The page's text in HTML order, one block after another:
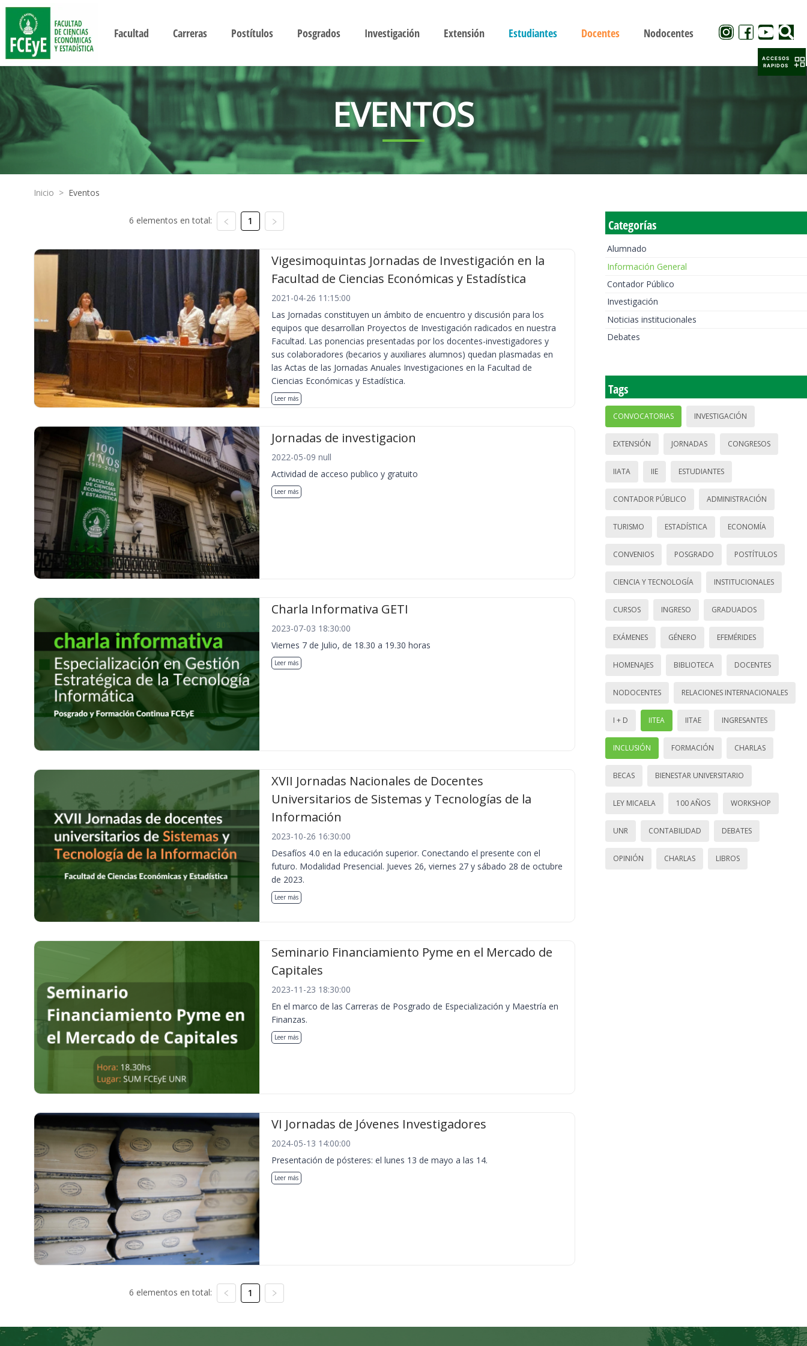
Facultad Carreras Postítulos Posgrados Investigación Extensión Estudiantes Docentes Nodocentes
EVENTOS
Inicio > Eventos
6 elementos en total: 1
Vigesimoquintas Jornadas de Investigación en la
Facultad de Ciencias Económicas y Estadística
2021-04-26 11:15:00
Las Jornadas constituyen un ámbito de encuentro y discusión para los
equipos que desarrollan Proyectos de Investigación radicados en nuestra
Facultad. Las ponencias presentadas por los docentes-investigadores y
sus colaboradores (becarios y auxiliares alumnos) quedan plasmadas en
las Actas de las Jornadas Anuales Investigaciones en la Facultad de
Ciencias Económicas y Estadística.
Leer más
Jornadas de investigacion
2022-05-09 null
Actividad de acceso publico y gratuito
Leer más
Charla Informativa GETI
2023-07-03 18:30:00
Viernes 7 de Julio, de 18.30 a 19.30 horas
Leer más
XVII Jornadas Nacionales de Docentes
Universitarios de Sistemas y Tecnologías de la
Información
2023-10-26 16:30:00
Desafíos 4.0 en la educación superior. Conectando el presente con el
futuro. Modalidad Presencial. Jueves 26, viernes 27 y sábado 28 de octubre
de 2023.
Leer más
Seminario Financiamiento Pyme en el Mercado de
Capitales
2023-11-23 18:30:00
En el marco de las Carreras de Posgrado de Especialización y Maestría en
Finanzas.
Leer más
VI Jornadas de Jóvenes Investigadores
2024-05-13 14:00:00
Presentación de pósteres: el lunes 13 de mayo a las 14.
Leer más
6 elementos en total: 1
Categorías
Alumnado
Información General
Contador Público
Investigación
Noticias institucionales
Debates
Tags
CONVOCATORIAS INVESTIGACIÓN
EXTENSIÓN JORNADAS CONGRESOS
IIATA IIE ESTUDIANTES
CONTADOR PÚBLICO ADMINISTRACIÓN
TURISMO ESTADÍSTICA ECONOMÍA
CONVENIOS POSGRADO POSTÍTULOS
CIENCIA Y TECNOLOGÍA INSTITUCIONALES
CURSOS INGRESO GRADUADOS
EXÁMENES GÉNERO EFEMÉRIDES
HOMENAJES BIBLIOTECA DOCENTES
NODOCENTES RELACIONES INTERNACIONALES
I + D IITEA IITAE INGRESANTES
INCLUSIÓN FORMACIÓN CHARLAS
BECAS BIENESTAR UNIVERSITARIO
LEY MICAELA 100 AÑOS WORKSHOP
UNR CONTABILIDAD DEBATES
OPINIÓN CHARLAS LIBROS
ACCESOS
RAPIDOS